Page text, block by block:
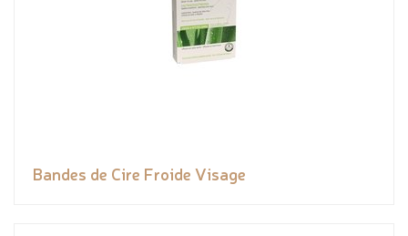
Bandes de Cire Froide Visage